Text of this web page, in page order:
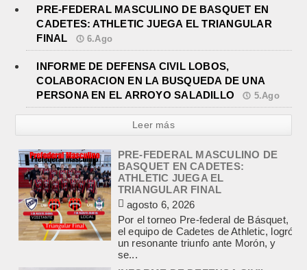
PRE-FEDERAL MASCULINO DE BASQUET EN
CADETES: ATHLETIC JUEGA EL TRIANGULAR
FINAL
6.Ago
INFORME DE DEFENSA CIVIL LOBOS,
COLABORACION EN LA BUSQUEDA DE UNA
PERSONA EN EL ARROYO SALADILLO
5.Ago
Leer más
INFORME DE DEFENSA CIVIL
LOBOS, COLABORACION EN LA
BUSQUEDA DE UNA PERSONA EN
EL ARROYO SALADILLO
agosto 5, 2026
En las primeras horas de la tarde del
martes, el Intendente Jorge
Etcheverry recibió, por parte de su
par de...